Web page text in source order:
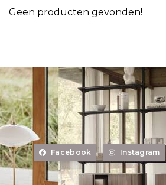
Geen producten gevonden!
Facebook Instagram